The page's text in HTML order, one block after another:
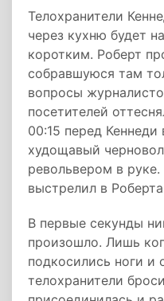
Телохранители
через кухню будет
коротким. Роберт
собравшуюся там
вопросы
посетителей
00:15 перед Кеннеди
худощавый
револьвером в
выстрелил в
В первые секунды
произошло. Лишь
подкосились ноги и
телохранители